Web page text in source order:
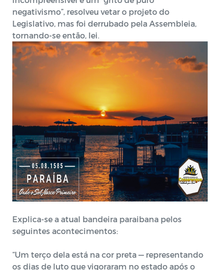
negativismo”, resolveu vetar o projeto do
Legislativo, mas foi derrubado pela Assembleia,
tornando-se então, lei.
Explica-se a atual bandeira paraibana pelos
seguintes acontecimentos:
“Um terço dela está na cor preta — representando
os dias de luto que vigoraram no estado após o